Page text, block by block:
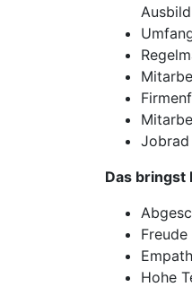
Jobrad
Das bringst
Hohe